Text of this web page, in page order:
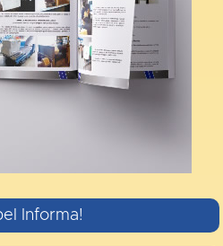
Informa!